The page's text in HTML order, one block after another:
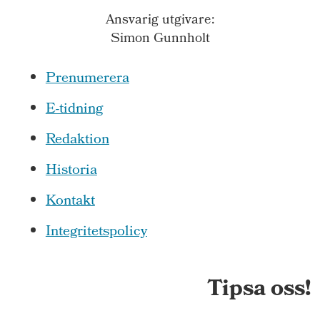
Ansvarig utgivare:
Simon Gunnholt
Prenumerera
E-tidning
Redaktion
Historia
Kontakt
Integritetspolicy
Tipsa oss!